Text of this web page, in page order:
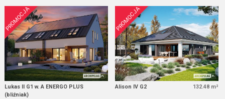
PROMOCJA
Lukas II G1 w. A ENERGO PLUS
(bliźniak)
PROMOCJA
Alison IV G2 132.48 m²